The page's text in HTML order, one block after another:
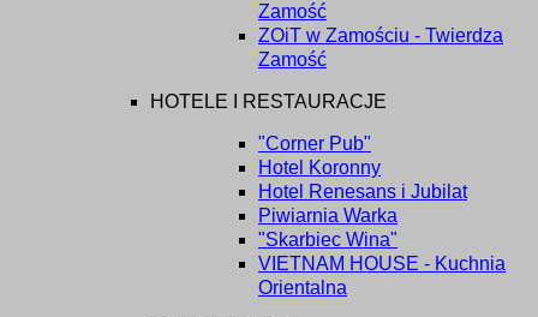
Zamość
ZOiT w Zamościu - Twierdza
Zamość
HOTELE I RESTAURACJE
"Corner Pub"
Hotel Koronny
Hotel Renesans i Jubilat
Piwiarnia Warka
"Skarbiec Wina"
VIETNAM HOUSE - Kuchnia
Orientalna